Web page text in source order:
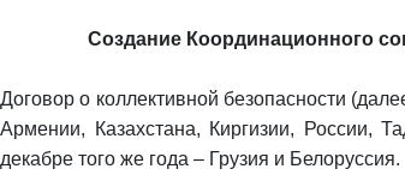
Создание Координационного
Договор о коллективной безопасности
Армении, Казахстана, Киргизии, России,
декабре того же года – Грузия и Белоруссия.